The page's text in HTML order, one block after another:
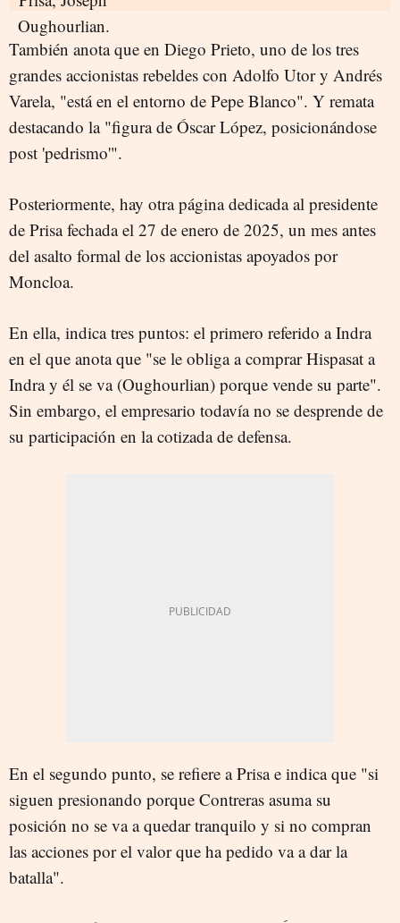
También anota que en Diego Prieto, uno de los tres
grandes accionistas rebeldes con Adolfo Utor y Andrés
Varela, "está en el entorno de Pepe Blanco". Y remata
destacando la "figura de Óscar López, posicionándose
post 'pedrismo'".
Posteriormente, hay otra página dedicada al presidente
de Prisa fechada el 27 de enero de 2025, un mes antes
del asalto formal de los accionistas apoyados por
Moncloa.
En ella, indica tres puntos: el primero referido a Indra
en el que anota que "se le obliga a comprar Hispasat a
Indra y él se va (Oughourlian) porque vende su parte".
Sin embargo, el empresario todavía no se desprende de
su participación en la cotizada de defensa.
En el segundo punto, se refiere a Prisa e indica que "si
siguen presionando porque Contreras asuma su
posición no se va a quedar tranquilo y si no compran
las acciones por el valor que ha pedido va a dar la
batalla".